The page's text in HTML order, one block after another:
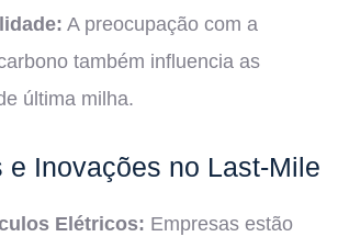
A preocupação com a
também influencia as
última milha.
e Inovações no Last-Mile
Elétricos: Empresas estão